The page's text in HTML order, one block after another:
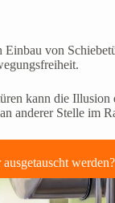
von
kann die
anderer Stelle im
werden?